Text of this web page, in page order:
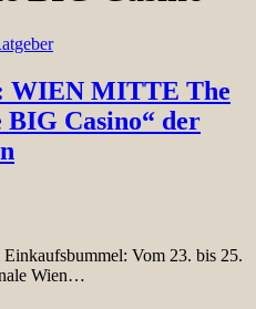
WIEN MITTE The
Casino“ der
Vom 23. bis 25.
Wien…